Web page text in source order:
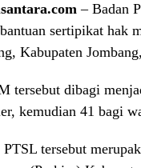
– Badan
sertipikat
Kabupaten
tersebut dibagi
kemudian 41 bagi
tersebut